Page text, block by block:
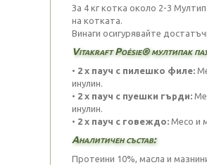
За 4 кг котка около 2-3
на котката.
Винаги осигурявайте
Vitakraft Poésie® мултипак
• 2 х пауч с пилешко филе:
инулин.
• 2 х пауч с пуешки гърди:
инулин.
• 2 х пауч с говеждо: Месо и
Аналитичен състав:
Протеини 10%, масла и